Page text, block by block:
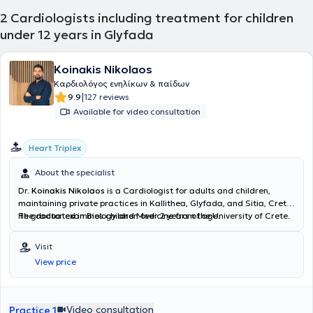
2 Cardiologists including treatment for children
under 12 years in Glyfada
Koinakis Nikolaos
Καρδιολόγος ενηλίκων & παίδων
9.9|127 reviews
Available for video consultation
Heart Triplex
About the specialist
Dr. Koinakis Nikolaos is a Cardiologist for adults and children,
maintaining private practices in Kallithea, Glyfada, and Sitia, Crete.
He graduated in Biology and Medicine from the University of Crete.
Voula. During his residency, he received training in pediatric
cardiology at the General Children’s Hospital "Agia Sofia." He
pursued further training in advanced ultrasound techniques (stress
echo, transesophageal echocardiography) at the General Hospital
triplex, blood pressure Holter monitoring, rhythm Holter monitoring
The doctor examines children over 2 years of age.
Visit
View price
Practice 1 Video consultation